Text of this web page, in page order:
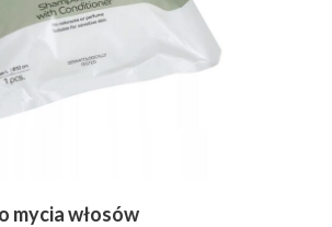
mycia włosów